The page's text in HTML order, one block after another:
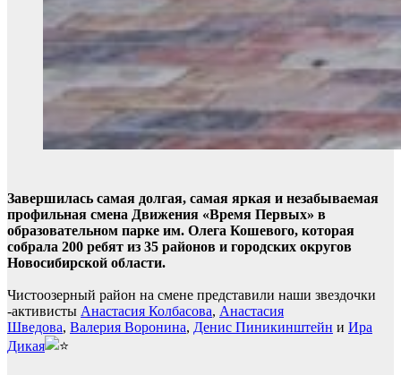
Завершилась самая долгая, самая яркая и незабываемая
профильная смена Движения «Время Первых» в
образовательном парке им. Олега Кошевого, которая
собрала 200 ребят из 35 районов и городских округов
Новосибирской области.
Чистоозерный район на смене представили наши звездочки
-активисты Анастасия Колбасова, Анастасия
Шведова, Валерия Воронина, Денис Пиникинштейн и Ира
Дикая